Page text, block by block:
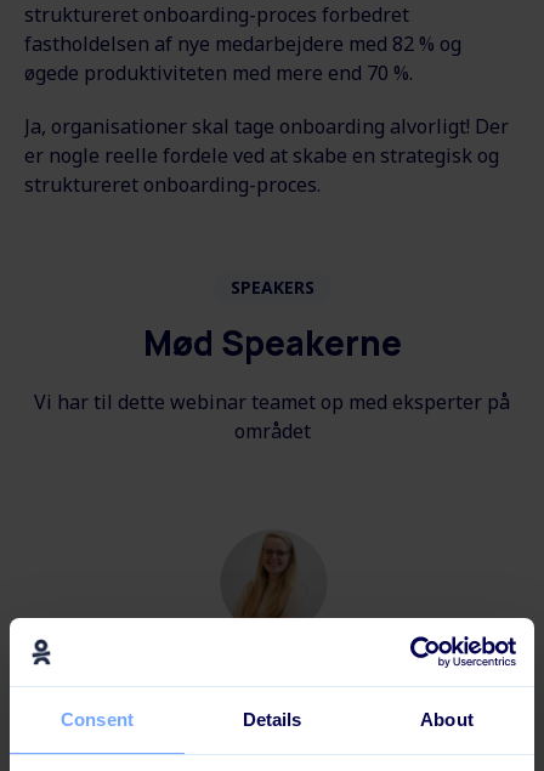
Consent Details About
struktureret onboarding-proces forbedret
fastholdelsen af nye medarbejdere med 82 % og
øgede produktiviteten med mere end 70 %.
Ja, organisationer skal tage onboarding alvorligt! Der
er nogle reelle fordele ved at skabe en strategisk og
struktureret onboarding-proces.
SPEAKERS
Mød Speakerne
Vi har til dette webinar teamet op med eksperter på
området
VP OF CUSTOMER ADOPTION
Ann-Katrine Schepler Holmberg